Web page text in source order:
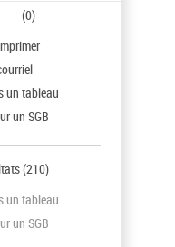
(0)
un tableau
un SGB
(210)
un tableau
un SGB